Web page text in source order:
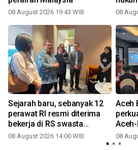
08 August 2026 19:43 WIB 08
Sejarah baru, sebanyak 12
perawat RI resmi diterima
bekerja di RS swasta
Malaysia
08 August 2026 14:00 WIB
Aceh
08